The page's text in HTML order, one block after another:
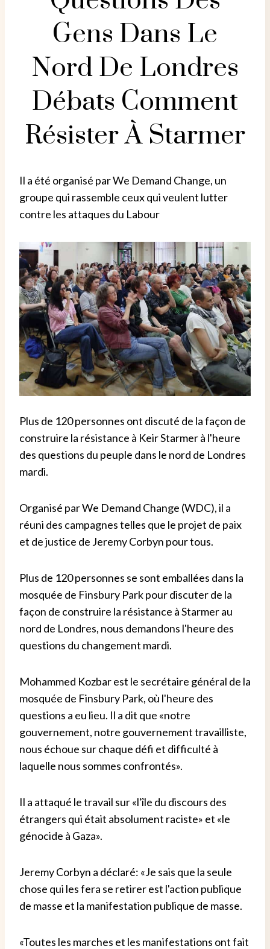
Gens Dans Le
Nord De Londres
Débats Comment
Résister À Starmer
Il a été organisé par We Demand Change, un
groupe qui rassemble ceux qui veulent lutter
contre les attaques du Labour
Plus de 120 personnes ont discuté de la façon de
construire la résistance à Keir Starmer à l'heure
des questions du peuple dans le nord de Londres
mardi.
Organisé par We Demand Change (WDC), il a
réuni des campagnes telles que le projet de paix
et de justice de Jeremy Corbyn pour tous.
Plus de 120 personnes se sont emballées dans la
mosquée de Finsbury Park pour discuter de la
façon de construire la résistance à Starmer au
nord de Londres, nous demandons l'heure des
questions du changement mardi.
Mohammed Kozbar est le secrétaire général de la
mosquée de Finsbury Park, où l'heure des
questions a eu lieu. Il a dit que «notre
gouvernement, notre gouvernement travailliste,
nous échoue sur chaque défi et difficulté à
laquelle nous sommes confrontés».
Il a attaqué le travail sur «l'île du discours des
étrangers qui était absolument raciste» et «le
génocide à Gaza».
Jeremy Corbyn a déclaré: «Je sais que la seule
chose qui les fera se retirer est l'action publique
de masse et la manifestation publique de masse.
«Toutes les marches et les manifestations ont fait